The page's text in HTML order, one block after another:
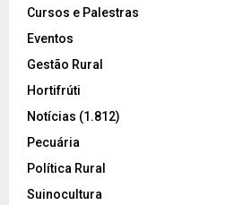
Cursos e Palestras
Eventos
Gestão Rural
Hortifrúti
Notícias (1.812)
Pecuária
Política Rural
Suinocultura